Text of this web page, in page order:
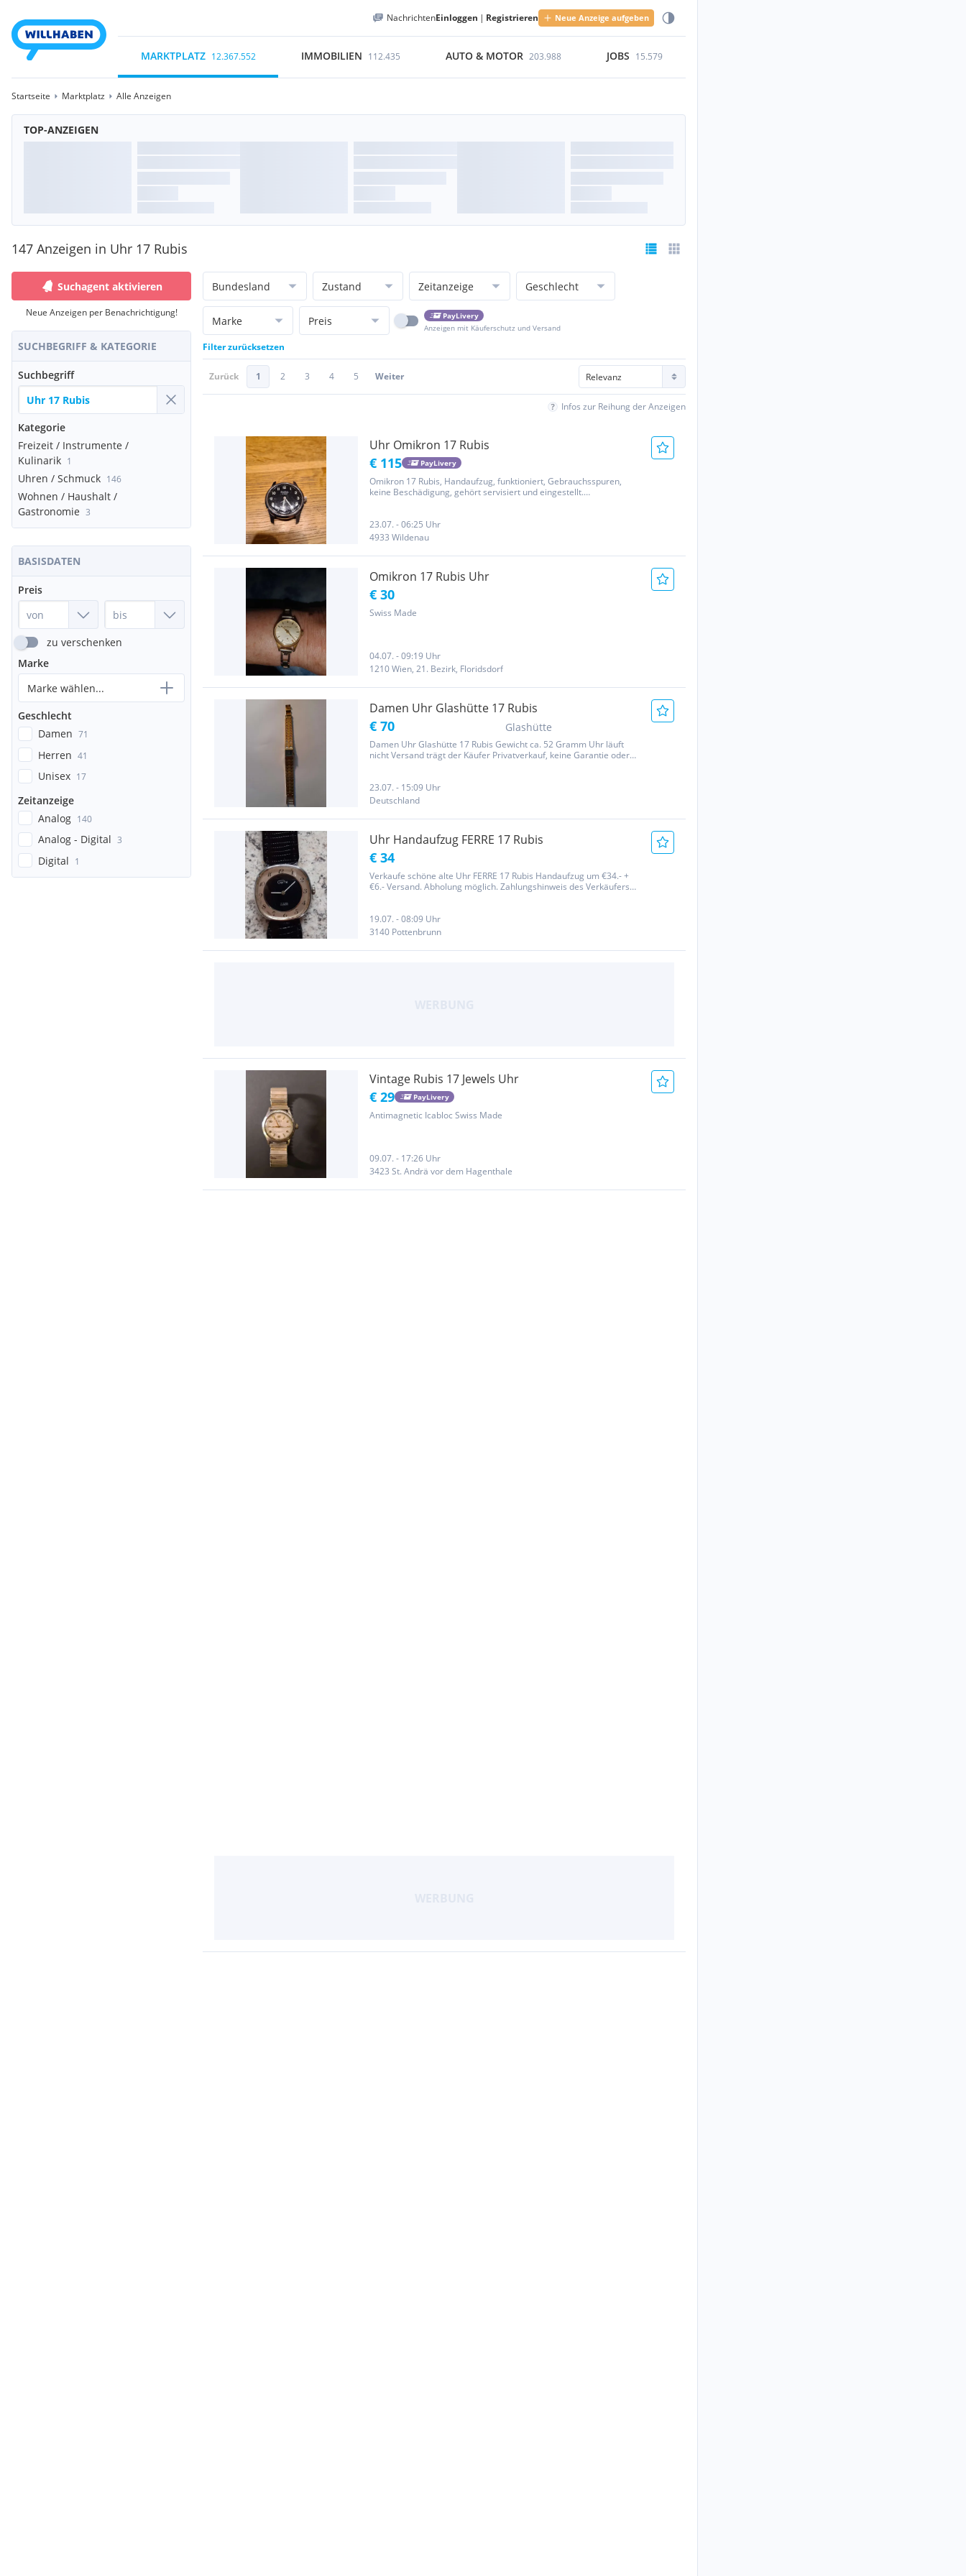
NachrichtenEinloggen | Registrieren Neue Anzeige aufgeben
MARKTPLATZ 12.367.552 IMMOBILIEN 112.435 AUTO & MOTOR 203.988 JOBS 15.579
Startseite Marktplatz Alle Anzeigen
TOP-ANZEIGEN
147 Anzeigen in Uhr 17 Rubis
Suchagent aktivieren
Neue Anzeigen per Benachrichtigung!
SUCHBEGRIFF & KATEGORIE
Suchbegriff
Kategorie
Freizeit / Instrumente /
Kulinarik 1
Uhren / Schmuck 146
Wohnen / Haushalt /
Gastronomie 3
BASISDATEN
Preis
zu verschenken
Marke
Marke wählen...
Geschlecht
Damen 71
Herren 41
Unisex 17
Zeitanzeige
Analog 140
Analog - Digital 3
Digital 1
Bundesland Zustand Zeitanzeige Geschlecht
Marke Preis
PayLivery
Anzeigen mit Käuferschutz und Versand
Filter zurücksetzen
Zurück 1 2 3 4 5 Weiter
Infos zur Reihung der Anzeigen
Uhr Omikron 17 Rubis
€ 115 PayLivery
Omikron 17 Rubis, Handaufzug, funktioniert, Gebrauchsspuren,
keine Beschädigung, gehört servisiert und eingestellt.
23.07. - 06:25 Uhr
4933 Wildenau
Omikron 17 Rubis Uhr
€ 30
Swiss Made
04.07. - 09:19 Uhr
1210 Wien, 21. Bezirk, Floridsdorf
Damen Uhr Glashütte 17 Rubis
€ 70 Glashütte
Damen Uhr Glashütte 17 Rubis Gewicht ca. 52 Gramm Uhr läuft
nicht Versand trägt der Käufer Privatverkauf, keine Garantie oder
23.07. - 15:09 Uhr
Deutschland
Uhr Handaufzug FERRE 17 Rubis
€ 34
Verkaufe schöne alte Uhr FERRE 17 Rubis Handaufzug um €34.- +
€6.- Versand. Abholung möglich. Zahlungshinweis des Verkäufers
19.07. - 08:09 Uhr
3140 Pottenbrunn
Vintage Rubis 17 Jewels Uhr
€ 29 PayLivery
Antimagnetic Icabloc Swiss Made
09.07. - 17:26 Uhr
3423 St. Andrä vor dem Hagenthale